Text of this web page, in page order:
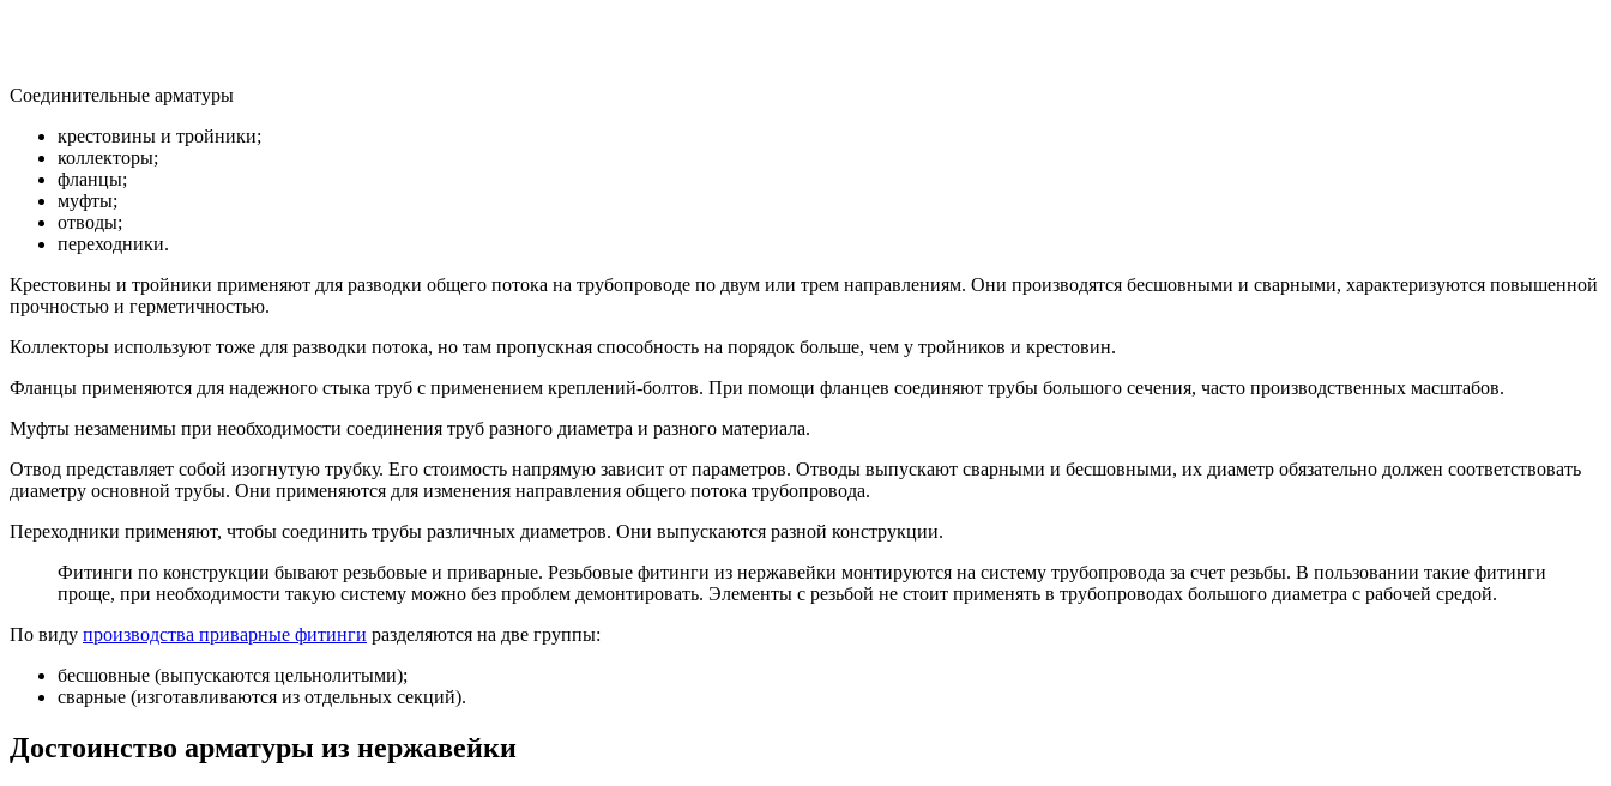
Соединительные арматуры
крестовины и тройники;
коллекторы;
фланцы;
муфты;
отводы;
переходники.
Крестовины и тройники применяют для разводки общего потока на трубопроводе по двум или трем направлениям. Они производятся бесшовными и сварными, характеризуются повышенной
прочностью и герметичностью.
Коллекторы используют тоже для разводки потока, но там пропускная способность на порядок больше, чем у тройников и крестовин.
Фланцы применяются для надежного стыка труб с применением креплений-болтов. При помощи фланцев соединяют трубы большого сечения, часто производственных масштабов.
Муфты незаменимы при необходимости соединения труб разного диаметра и разного материала.
Отвод представляет собой изогнутую трубку. Его стоимость напрямую зависит от параметров. Отводы выпускают сварными и бесшовными, их диаметр обязательно должен соответствовать
диаметру основной трубы. Они применяются для изменения направления общего потока трубопровода.
Переходники применяют, чтобы соединить трубы различных диаметров. Они выпускаются разной конструкции.
Фитинги по конструкции бывают резьбовые и приварные. Резьбовые фитинги из нержавейки монтируются на систему трубопровода за счет резьбы. В пользовании такие фитинги
проще, при необходимости такую систему можно без проблем демонтировать. Элементы с резьбой не стоит применять в трубопроводах большого диаметра с рабочей средой.
По виду производства приварные фитинги разделяются на две группы:
бесшовные (выпускаются цельнолитыми);
сварные (изготавливаются из отдельных секций).
Достоинство арматуры из нержавейки